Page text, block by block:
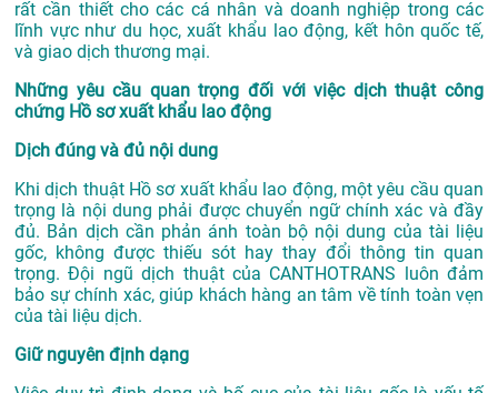
rất cần thiết cho các cá nhân và doanh nghiệp trong các
lĩnh vực như du học, xuất khẩu lao động, kết hôn quốc tế,
và giao dịch thương mại.
Những yêu cầu quan trọng đối với việc dịch thuật công
chứng Hồ sơ xuất khẩu lao động
Dịch đúng và đủ nội dung
Khi dịch thuật Hồ sơ xuất khẩu lao động, một yêu cầu quan
trọng là nội dung phải được chuyển ngữ chính xác và đầy
đủ. Bản dịch cần phản ánh toàn bộ nội dung của tài liệu
gốc, không được thiếu sót hay thay đổi thông tin quan
trọng. Đội ngũ dịch thuật của CANTHOTRANS luôn đảm
bảo sự chính xác, giúp khách hàng an tâm về tính toàn vẹn
của tài liệu dịch.
Giữ nguyên định dạng